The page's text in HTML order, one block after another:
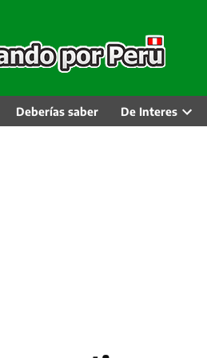
Deberías saber De Interes